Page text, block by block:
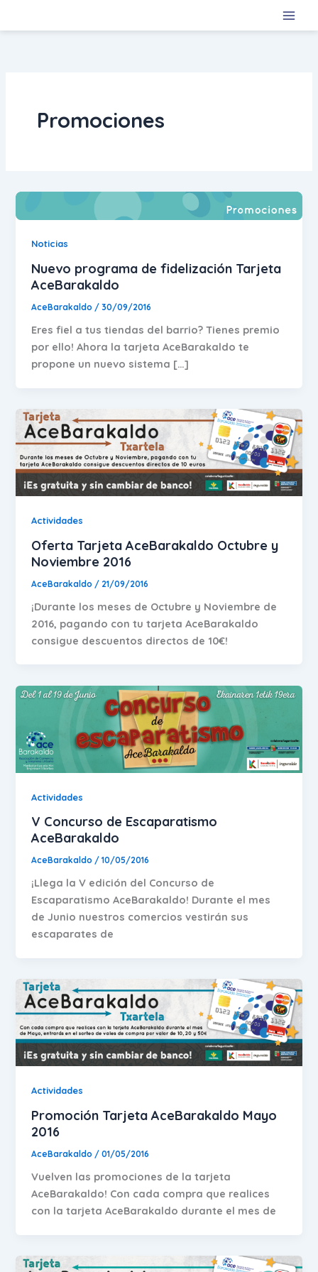
Promociones
Noticias
Nuevo programa de fidelización Tarjeta
AceBarakaldo
AceBarakaldo /30/09/2016
Eres fiel a tus tiendas del barrio? Tienes premio
por ello! Ahora la tarjeta AceBarakaldo te
propone un nuevo sistema […]
Actividades
Oferta Tarjeta AceBarakaldo Octubre y
Noviembre 2016
AceBarakaldo / 21/09/2016
¡Durante los meses de Octubre y Noviembre de
2016, pagando con tu tarjeta AceBarakaldo
consigue descuentos directos de 10€!
Actividades
V Concurso de Escaparatismo
AceBarakaldo
AceBarakaldo /10/05/2016
¡Llega la V edición del Concurso de
Escaparatismo AceBarakaldo! Durante el mes
de Junio nuestros comercios vestirán sus
escaparates de
Actividades
Promoción Tarjeta AceBarakaldo Mayo
2016
AceBarakaldo /01/05/2016
Vuelven las promociones de la tarjeta
AceBarakaldo! Con cada compra que realices
con la tarjeta AceBarakaldo durante el mes de